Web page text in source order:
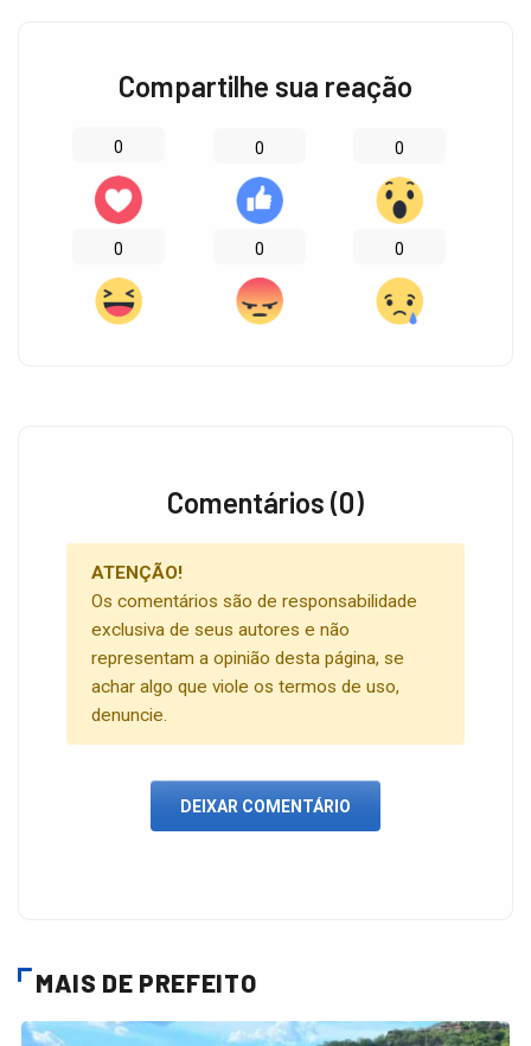
Compartilhe sua reação
0 0 0
0 0 0
Comentários (0)
ATENÇÃO!
Os comentários são de responsabilidade
exclusiva de seus autores e não
representam a opinião desta página, se
achar algo que viole os termos de uso,
denuncie.
DEIXAR COMENTÁRIO
MAIS DE PREFEITO